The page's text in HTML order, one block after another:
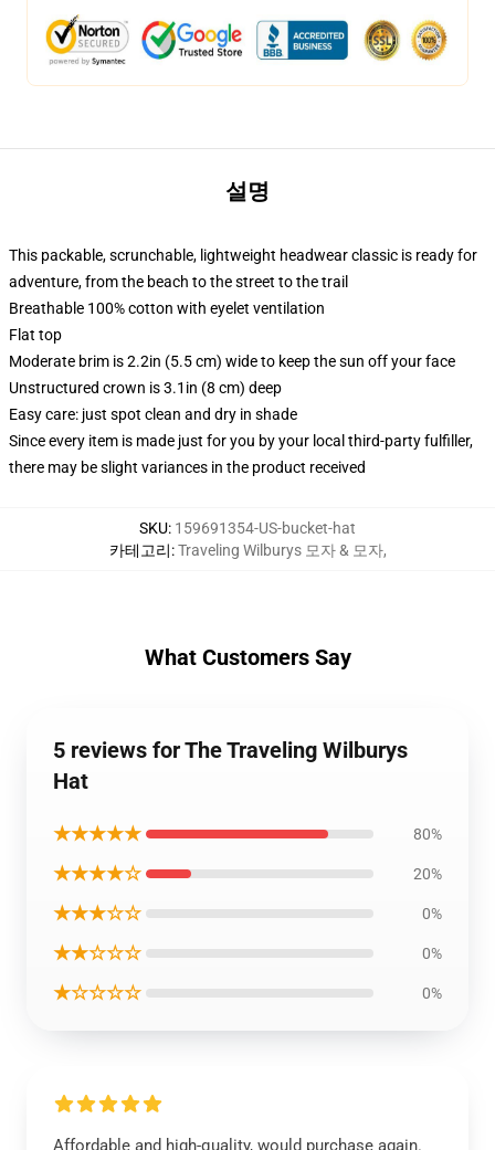
설명
This packable, scrunchable, lightweight headwear classic is ready for
adventure, from the beach to the street to the trail
Breathable 100% cotton with eyelet ventilation
Flat top
Moderate brim is 2.2in (5.5 cm) wide to keep the sun off your face
Unstructured crown is 3.1in (8 cm) deep
Easy care: just spot clean and dry in shade
Since every item is made just for you by your local third-party fulfiller,
there may be slight variances in the product received
SKU: 159691354-US-bucket-hat
카테고리:Traveling Wilburys 모자 & 모자,
What Customers Say
5 reviews for The Traveling Wilburys
Hat
★★★★★ 80%
★★★★☆ 20%
★★★☆☆ 0%
★★☆☆☆ 0%
★☆☆☆☆ 0%
Affordable and high-quality, would purchase again.